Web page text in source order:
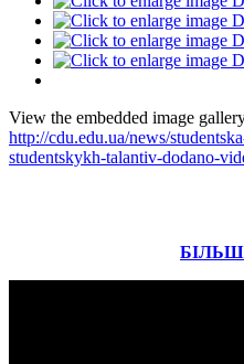
View the embedded image
http://cdu.edu.ua/news/
studentskykh-talantiv-dodano-